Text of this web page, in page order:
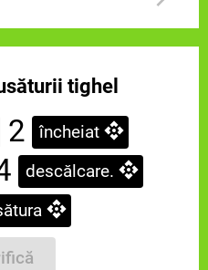
tighel
2 încheiat
descălcare.